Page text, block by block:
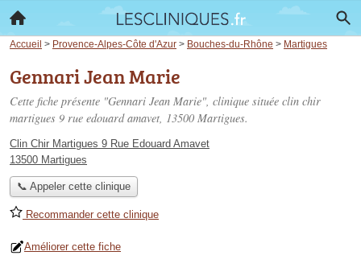
Accueil > Provence-Alpes-Côte d'Azur > Bouches-du-Rhône > Martigues
Gennari Jean Marie
Cette fiche présente "Gennari Jean Marie", clinique située clin chir
martigues 9 rue edouard amavet, 13500 Martigues.
Clin Chir Martigues 9 Rue Edouard Amavet
13500 Martigues
📞 Appeler cette clinique
Recommander cette clinique
Améliorer cette fiche